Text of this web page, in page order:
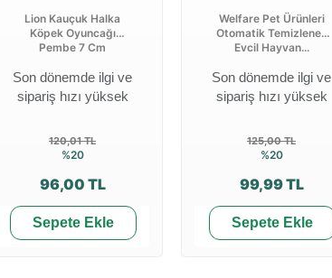
Lion Kauçuk Halka
Köpek Oyuncağı
Pembe 7 Cm
Son dönemde ilgi ve
sipariş hızı yüksek
120,01 TL
%20
96,00 TL
Sepete Ekle
Welfare Pet Ürünleri
Otomatik Temizlenen
Evcil Hayvan...
Son dönemde ilgi ve
sipariş hızı yüksek
125,00 TL
%20
99,99 TL
Sepete Ekle